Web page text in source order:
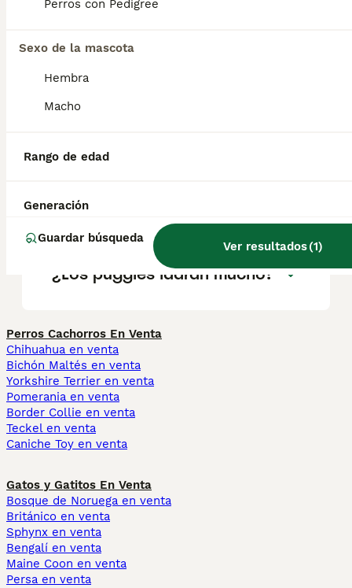
Perros con Pedigree
Sexo de la mascota
Hembra
Macho
Rango de edad
Generación
Guardar búsqueda
Ver resultados(1)
¿Cuáles son los pros y
contras de un pug?
pug?
¿Dónde debe dormir un pug?
¿Los puggles ladran mucho?
Perros Cachorros En Venta
Chihuahua en venta
Bichón Maltés en venta
Yorkshire Terrier en venta
Pomerania en venta
Border Collie en venta
Teckel en venta
Caniche Toy en venta
Gatos y Gatitos En Venta
Bosque de Noruega en venta
Británico en venta
Sphynx en venta
Bengalí en venta
Maine Coon en venta
Persa en venta